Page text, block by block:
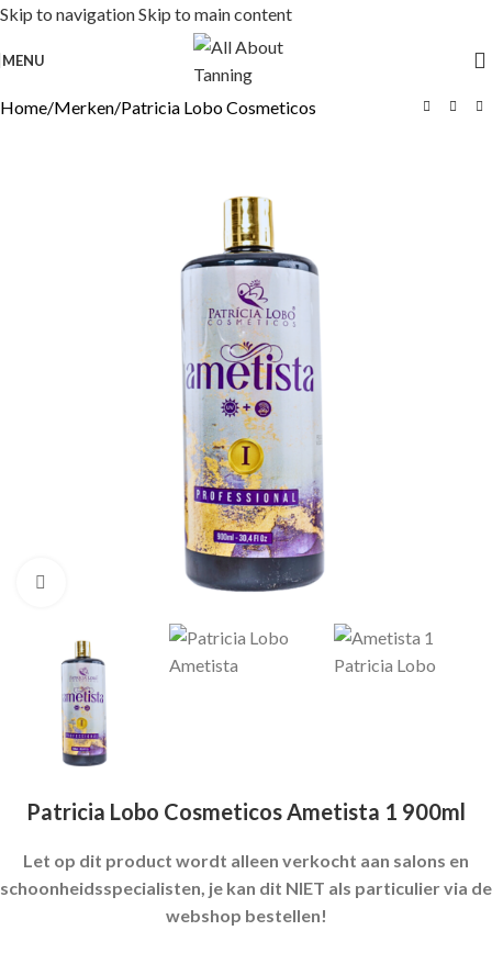
Skip to navigationSkip to main content
MENU
Home/Merken/Patricia Lobo Cosmeticos
Patricia Lobo Cosmeticos Ametista 1 900ml
Let op dit product wordt alleen verkocht aan salons en
schoonheidsspecialisten, je kan dit NIET als particulier via de
webshop bestellen!